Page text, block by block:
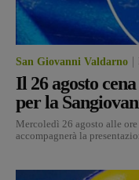
San Giovanni Valdarno
Il 26 agosto
per la
Mercoledì 26 agosto alle
accompagnerà la